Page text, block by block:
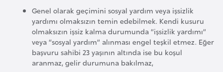
Genel olarak geçimini sosyal yardım veya işsizlik
yardımı olmaksızın temin edebilmek. Kendi kusuru
olmaksızın işsiz kalma durumunda “işsizlik yardımı”
veya “sosyal yardım” alınması engel teşkil etmez. Eğer
başvuru sahibi 23 yaşının altında ise bu koşul
aranmaz, gelir durumuna bakılmaz,